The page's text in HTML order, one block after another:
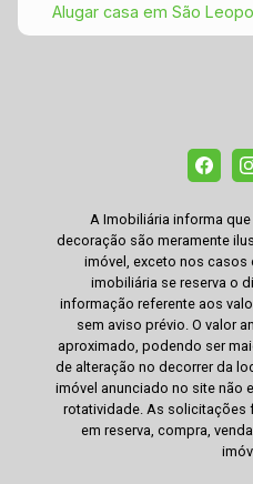
Alugar casa em São
A Imobiliária informa
decoração são meramente
imóvel, exceto nos
imobiliária se reserva o
informação referente aos
sem aviso prévio. O valor
aproximado, podendo ser
de alteração no decorrer da
imóvel anunciado no site não
rotatividade. As solicitações
em reserva, compra,